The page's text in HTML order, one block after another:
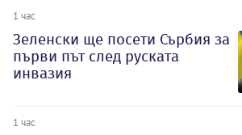
1 час
Зеленски ще посети Сърбия за
първи път след руската
инвазия
1 час